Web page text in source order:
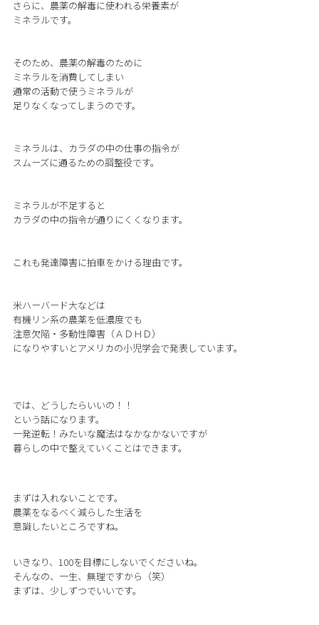
さらに、農薬の解毒に使われる栄養素が
ミネラルです。
そのため、農薬の解毒のために
ミネラルを消費してしまい
通常の活動で使うミネラルが
足りなくなってしまうのです。
ミネラルは、カラダの中の仕事の指令が
スムーズに通るための調整役です。
ミネラルが不足すると
カラダの中の指令が通りにくくなります。
これも発達障害に拍車をかける理由です。
米ハーバード大などは
有機リン系の農薬を低濃度でも
注意欠陥・多動性障害（ＡＤＨＤ）
になりやすいとアメリカの小児学会で発表しています。
では、どうしたらいいの！！
という話になります。
一発逆転！みたいな魔法はなかなかないですが
暮らしの中で整えていくことはできます。
まずは入れないことです。
農薬をなるべく減らした生活を
意識したいところですね。
いきなり、100を目標にしないでくださいね。
そんなの、一生、無理ですから（笑）
まずは、少しずつでいいです。